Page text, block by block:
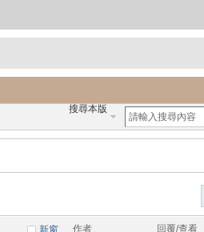
搜尋本版
新窗 作者 回覆/查看